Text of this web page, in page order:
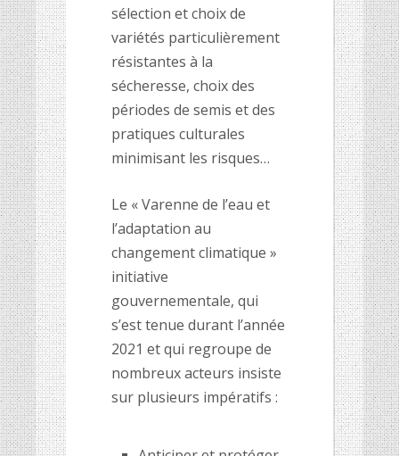
sélection et choix de
variétés particulièrement
résistantes à la
sécheresse, choix des
périodes de semis et des
pratiques culturales
minimisant les risques…
Le « Varenne de l’eau et
l’adaptation au
changement climatique »
initiative
gouvernementale, qui
s’est tenue durant l’année
2021 et qui regroupe de
nombreux acteurs insiste
sur plusieurs impératifs :